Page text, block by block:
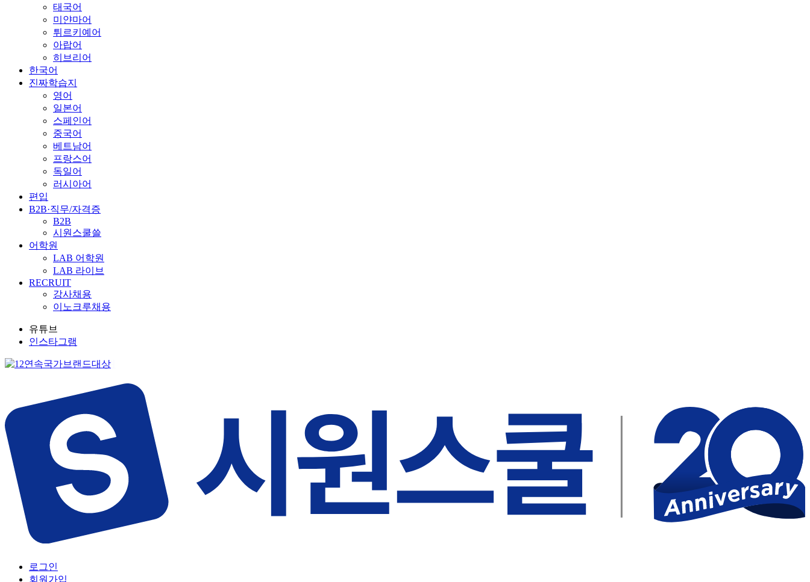
태국어
미얀마어
튀르키예어
아랍어
히브리어
한국어
진짜학습지
영어
일본어
스페인어
중국어
베트남어
프랑스어
독일어
러시아어
편입
B2B·직무/자격증
B2B
시원스쿨쓸
어학원
LAB 어학원
LAB 라이브
RECRUIT
강사채용
이노크루채용
유튜브
인스타그램
로그인
회원가입